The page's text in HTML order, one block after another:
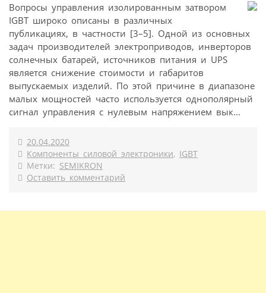
Вопросы управления изолированным затвором
IGBT широко описаны в различных
публикациях, в частности [3–5]. Одной из основных
задач производителей электроприводов, инверторов
солнечных батарей, источников питания и UPS
является снижение стоимости и габаритов
выпускаемых изделий. По этой причине в диапазоне
малых мощностей часто используется однополярный
сигнал управления с нулевым напряжением вык...
20.04.2020
Компоненты силовой электроники, IGBT
Метки: SEMIKRON
Оставить комментарий